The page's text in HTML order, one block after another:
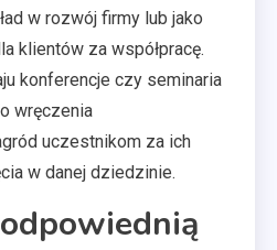
w rozwój firmy lub jako
klientów za współpracę.
konferencje czy seminaria
wręczenia
uczestnikom za ich
w danej dziedzinie.